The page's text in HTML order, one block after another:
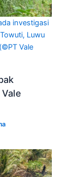
investigasi
Luwu
Vale